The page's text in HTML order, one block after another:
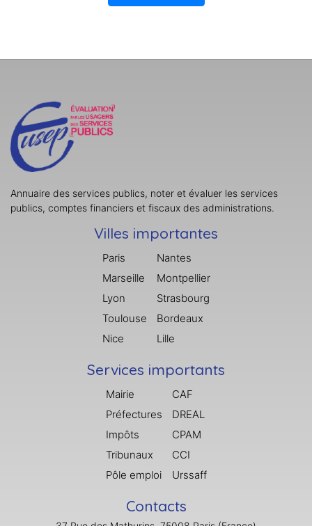
Annuaire des services publics, noter et évaluer les services
publics, comptes financiers et fiscaux des administrations.
Villes importantes
Paris
Marseille
Lyon
Toulouse
Nice
Nantes
Montpellier
Strasbourg
Bordeaux
Lille
Services importants
Mairie
Préfectures
Impôts
Tribunaux
Pôle emploi
CAF
DREAL
CPAM
CCI
Urssaff
Contacts